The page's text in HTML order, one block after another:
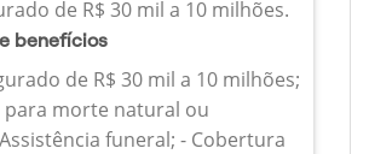
de R$ 30 mil a 10 milhões.
benefícios
de R$ 30 mil a 10 milhões;
para morte natural ou
funeral; - Cobertura